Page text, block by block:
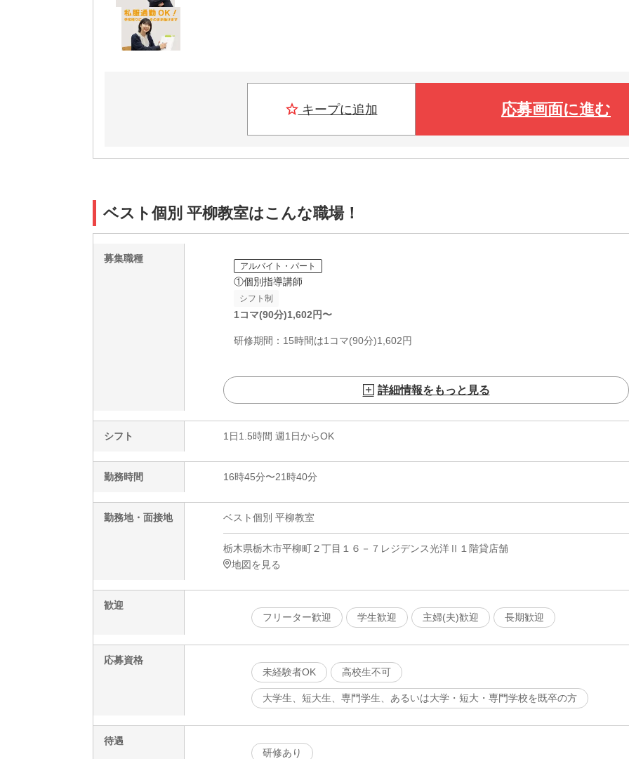
キープに追加 応募画面に進む
ベスト個別 平柳教室はこんな職場！
募集職種
アルバイト・パート
①個別指導講師
シフト制
1コマ(90分)1,602円〜
研修期間：15時間は1コマ(90分)1,602円
詳細情報をもっと見る
シフト 1日1.5時間 週1日からOK
勤務時間 16時45分〜21時40分
勤務地・面接地 ベスト個別 平柳教室
栃木県栃木市平柳町２丁目１６－７レジデンス光洋Ⅱ１階貸店舗
地図を見る
歓迎
フリーター歓迎
学生歓迎 主婦(夫)歓迎 長期歓迎
応募資格
未経験者OK
高校生不可
大学生、短大生、専門学生、あるいは大学・短大・専門学校を既卒の方
待遇
研修あり